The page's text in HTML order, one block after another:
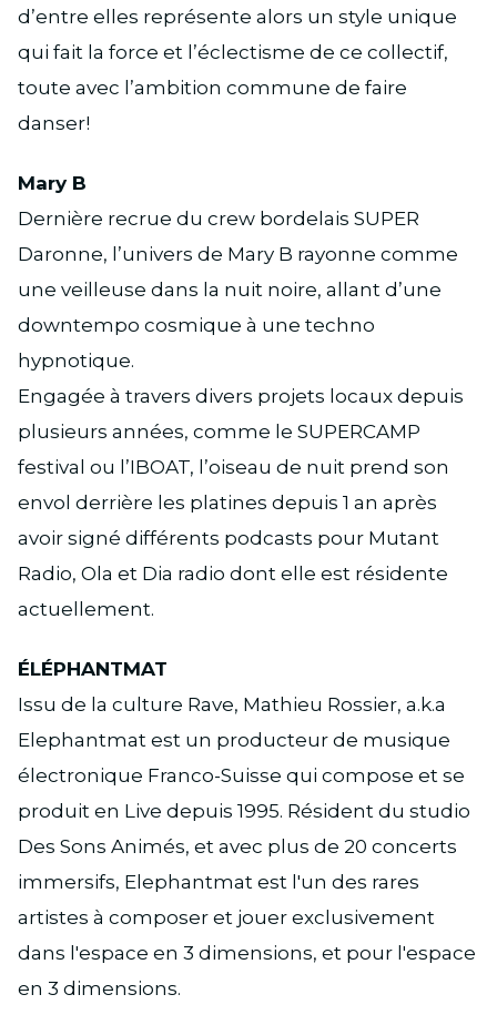
d’entre elles représente alors un style unique
qui fait la force et l’éclectisme de ce collectif,
toute avec l’ambition commune de faire
danser!
Mary B
Dernière recrue du crew bordelais SUPER
Daronne, l’univers de Mary B rayonne comme
une veilleuse dans la nuit noire, allant d’une
downtempo cosmique à une techno
hypnotique.
Engagée à travers divers projets locaux depuis
plusieurs années, comme le SUPERCAMP
festival ou l’IBOAT, l’oiseau de nuit prend son
envol derrière les platines depuis 1 an après
avoir signé différents podcasts pour Mutant
Radio, Ola et Dia radio dont elle est résidente
actuellement.
ÉLÉPHANTMAT
Issu de la culture Rave, Mathieu Rossier, a.k.a
Elephantmat est un producteur de musique
électronique Franco-Suisse qui compose et se
produit en Live depuis 1995. Résident du studio
Des Sons Animés, et avec plus de 20 concerts
immersifs, Elephantmat est l'un des rares
artistes à composer et jouer exclusivement
dans l'espace en 3 dimensions, et pour l'espace
en 3 dimensions.